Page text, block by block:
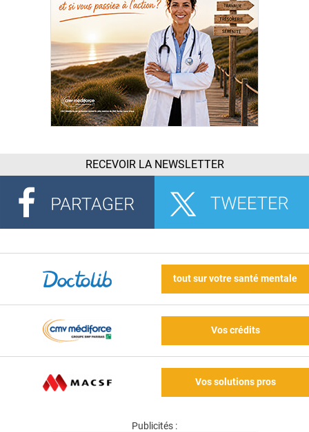
RECEVOIR LA NEWSLETTER
tout sur votre santé mentale
Vos crédits
Vos solutions pros
Publicités :